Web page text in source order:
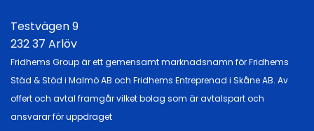
Testvägen 9
232 37 Arlöv
Fridhems Group är ett gemensamt marknadsnamn för Fridhems
Städ & Stöd i Malmö AB och Fridhems Entreprenad i Skåne AB. Av
offert och avtal framgår vilket bolag som är avtalspart och
ansvarar för uppdraget